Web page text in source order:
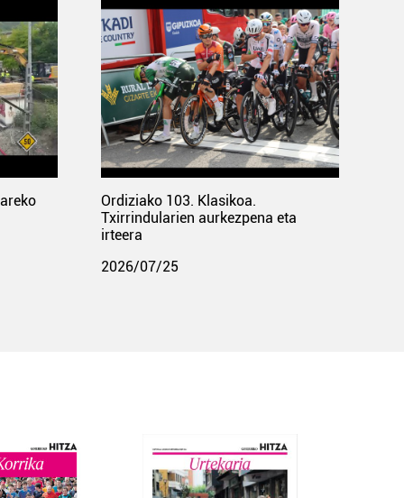
Ordiziako 103. Klasikoa.
Txirrindularien aurkezpena eta
irteera
2026/07/25